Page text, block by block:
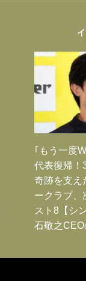
｢もう一度
代表復帰！
奇跡を支え
ークラブ、
スト8【シ
石敬之